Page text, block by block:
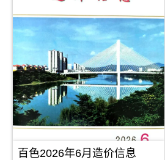
百色2026年6月造价信息